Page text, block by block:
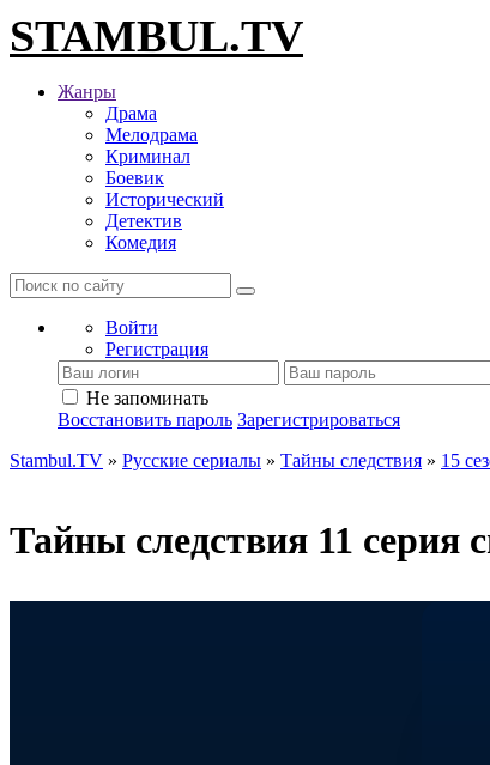
STAMBUL.TV
Жанры
Драма
Мелодрама
Криминал
Боевик
Исторический
Детектив
Комедия
Войти
Регистрация
Не запоминать
Восстановить пароль Зарегистрироваться
Stambul.TV » Русские сериалы » Тайны следствия » 15
Тайны следствия 11 серия